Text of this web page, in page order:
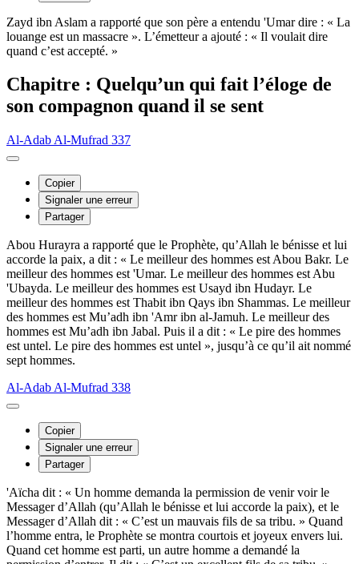
Zayd ibn Aslam a rapporté que son père a entendu 'Umar dire : « La
louange est un massacre ». L’émetteur a ajouté : « Il voulait dire
quand c’est accepté. »
Chapitre : Quelqu’un qui fait l’éloge de
son compagnon quand il se sent
Al-Adab Al-Mufrad 337
Copier
Signaler une erreur
Partager
Abou Hurayra a rapporté que le Prophète, qu’Allah le bénisse et lui
accorde la paix, a dit : « Le meilleur des hommes est Abou Bakr. Le
meilleur des hommes est 'Umar. Le meilleur des hommes est Abu
'Ubayda. Le meilleur des hommes est Usayd ibn Hudayr. Le
meilleur des hommes est Thabit ibn Qays ibn Shammas. Le meilleur
des hommes est Mu’adh ibn 'Amr ibn al-Jamuh. Le meilleur des
hommes est Mu’adh ibn Jabal. Puis il a dit : « Le pire des hommes
est untel. Le pire des hommes est untel », jusqu’à ce qu’il ait nommé
sept hommes.
Al-Adab Al-Mufrad 338
Copier
Signaler une erreur
Partager
'Aïcha dit : « Un homme demanda la permission de venir voir le
Messager d’Allah (qu’Allah le bénisse et lui accorde la paix), et le
Messager d’Allah dit : « C’est un mauvais fils de sa tribu. » Quand
l’homme entra, le Prophète se montra courtois et joyeux envers lui.
Quand cet homme est parti, un autre homme a demandé la